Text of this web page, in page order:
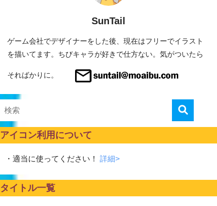
SunTail
ゲーム会社でデザイナーをした後、現在はフリーでイラスト
を描いてます。ちびキャラが好きで仕方ない。気がついたら
そればかりに。
アイコン利用について
・適当に使ってください！ 詳細>
タイトル一覧